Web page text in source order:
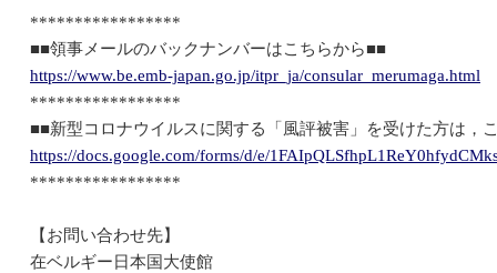
*****************
■■領事メールのバックナンバーはこちらから■■
https://www.be.emb-japan.go.jp/itpr_ja/consular_merumaga.html
*****************
■■新型コロナウイルスに関する「風評被害」を受けた方は，
https://docs.google.com/forms/d/e/
*****************
【お問い合わせ先】
在ベルギー日本国大使館